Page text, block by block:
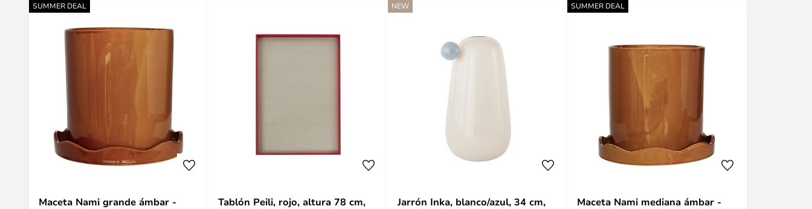
SUMMER DEAL
Maceta Nami grande ámbar -
Tablón Peili, rojo, altura 78 cm,
NEW
Jarrón Inka, blanco/azul, 34 cm,
SUMMER DEAL
Maceta Nami mediana ámbar -